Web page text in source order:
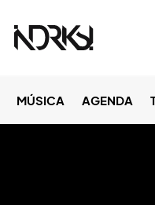
MÚSICA AGENDA